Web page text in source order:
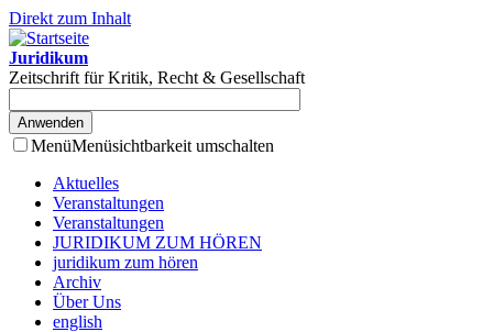
Direkt zum Inhalt
Juridikum
Zeitschrift für Kritik, Recht & Gesellschaft
MenüMenüsichtbarkeit umschalten
Aktuelles
Veranstaltungen
Veranstaltungen
JURIDIKUM ZUM HÖREN
juridikum zum hören
Archiv
Über Uns
english